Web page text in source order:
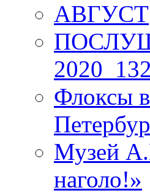
АВГУСТ
Флоксы в
Музей
наголо!»